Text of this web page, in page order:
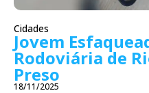
Cidades
Jovem
Rodoviária de
Preso
18/11/2025